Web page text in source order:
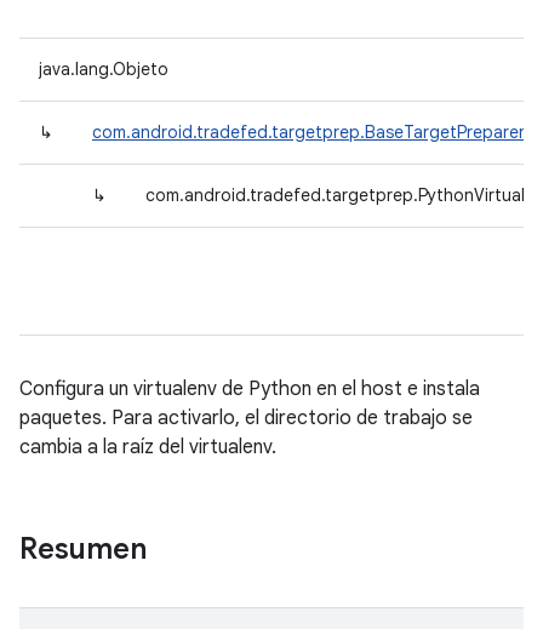
java.lang.Objeto
↳ com.android.tradefed.targetprep.BaseTargetPreparer
↳
Configura un virtualenv de Python en el host e instala
paquetes. Para activarlo, el directorio de trabajo se
cambia a la raíz del virtualenv.
Resumen